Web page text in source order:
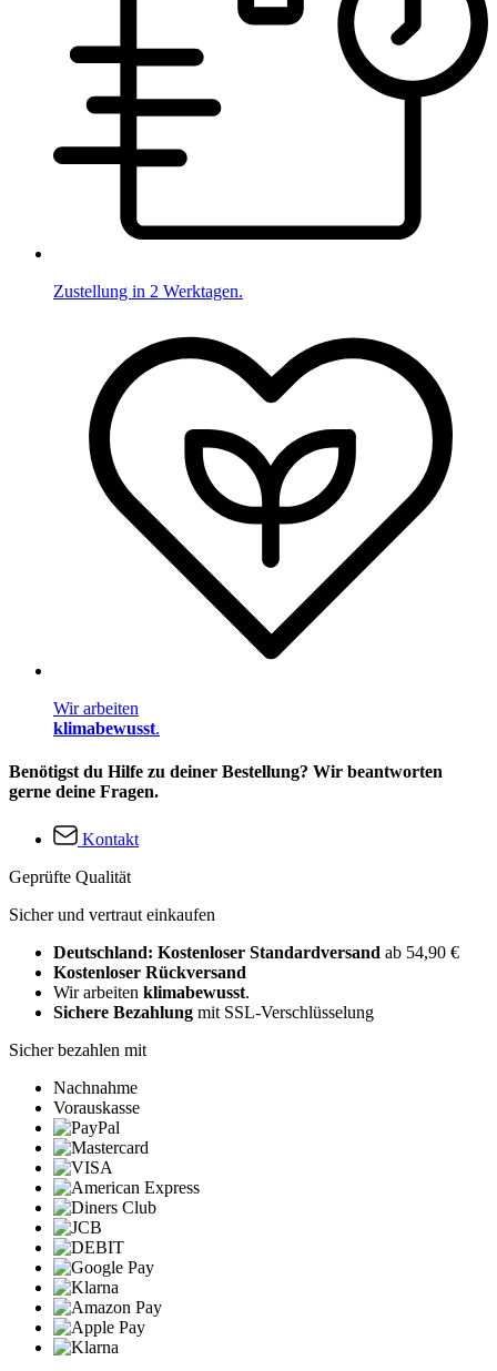
Zustellung in 2 Werktagen.
Wir arbeiten
klimabewusst.
Benötigst du Hilfe zu deiner Bestellung? Wir beantworten
gerne deine Fragen.
Kontakt
Geprüfte Qualität
Sicher und vertraut einkaufen
Deutschland: Kostenloser Standardversand ab 54,90 €
Kostenloser Rückversand
Wir arbeiten klimabewusst.
Sichere Bezahlung mit SSL-Verschlüsselung
Sicher bezahlen mit
Nachnahme
Vorauskasse